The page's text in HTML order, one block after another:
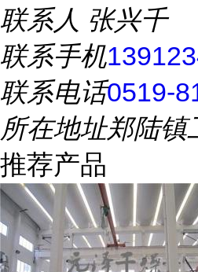
联系人 张兴千
联系手机
联系电话0519-
所在地址郑陆镇
推荐产品